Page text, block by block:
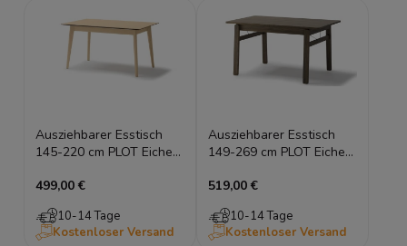
Ausziehbarer Esstisch
145-220 cm PLOT Eiche
Esszimmertisch
499,00 €
10-14 Tage
Kostenloser Versand
Ausziehbarer Esstisch
149-269 cm PLOT Eiche
Esszimmertisch
519,00 €
10-14 Tage
Kostenloser Versand